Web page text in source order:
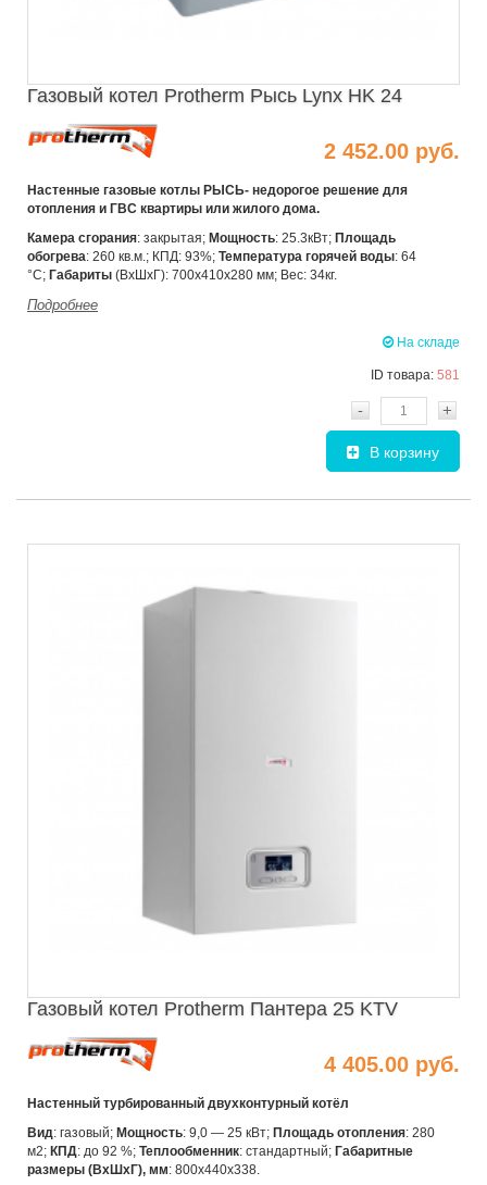
Газовый котел Protherm Рысь Lynx HK 24
2 452.00 руб.
Настенные газовые котлы РЫСЬ- недорогое решение для
отопления и ГВС квартиры или жилого дома.
Камера сгорания: закрытая; Мощность: 25.3кВт; Площадь
обогрева: 260 кв.м.; КПД: 93%; Температура горячей воды: 64
°C; Габариты (ВхШхГ): 700х410х280 мм; Вес: 34кг.
Подробнее
На складе
ID товара: 581
- +
В корзину
Газовый котел Protherm Пантера 25 KTV
4 405.00 руб.
Настенный турбированный двухконтурный котёл
Вид: газовый; Мощность: 9,0 — 25 кВт; Площадь отопления: 280
м2; КПД: до 92 %; Теплообменник: стандартный; Габаритные
размеры (ВхШхГ), мм: 800x440x338.